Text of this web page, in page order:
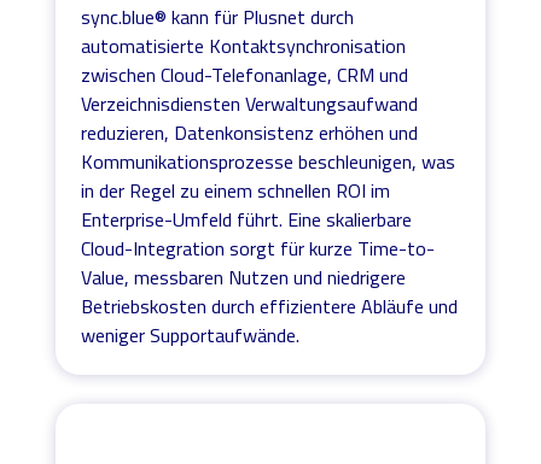
sync.blue® kann für Plusnet durch
automatisierte Kontaktsynchronisation
zwischen Cloud-Telefonanlage, CRM und
Verzeichnisdiensten Verwaltungsaufwand
reduzieren, Datenkonsistenz erhöhen und
Kommunikationsprozesse beschleunigen, was
in der Regel zu einem schnellen ROI im
Enterprise-Umfeld führt. Eine skalierbare
Cloud-Integration sorgt für kurze Time-to-
Value, messbaren Nutzen und niedrigere
Betriebskosten durch effizientere Abläufe und
weniger Supportaufwände.